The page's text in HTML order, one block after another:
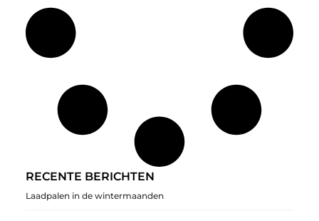
RECENTE BERICHTEN
Laadpalen in de wintermaanden